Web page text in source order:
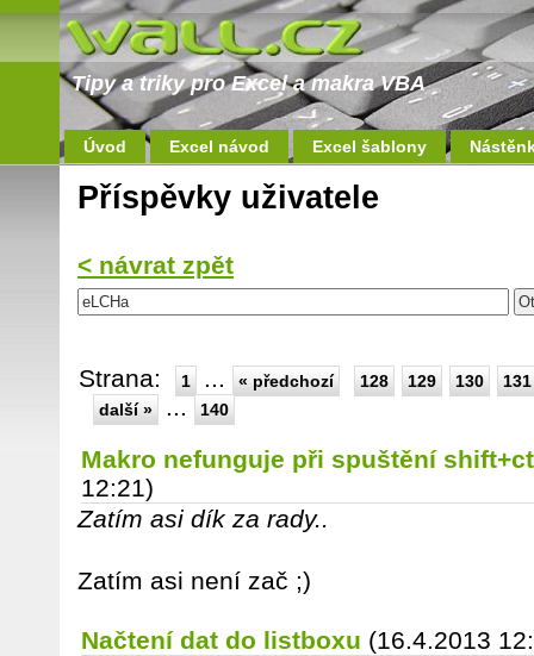
Tipy a triky pro Excel a makra VBA
Úvod Excel návod Excel šablony
Příspěvky uživatele
< návrat zpět
Strana: 1 ... « předchozí 128 129 130
131
další »
... 140
Makro nefunguje při spuštění
12:21)
Zatím asi dík za rady..
Zatím asi není zač ;)
Načtení dat do listboxu (16.4.2013